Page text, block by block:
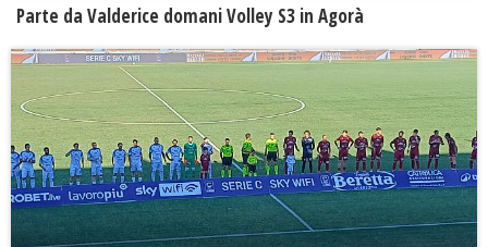
Parte da Valderice domani Volley S3 in Agorà